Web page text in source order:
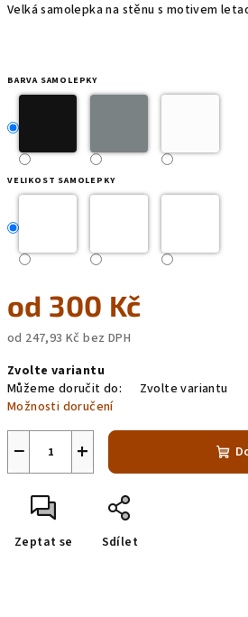
Velká samolepka na stěnu s motivem
BARVA SAMOLEPKY
VELIKOST SAMOLEPKY
od 300 Kč
od 247,93 Kč bez DPH
cena:
Zvolte variantu
Můžeme doručit do:
Zvolte variantu
Možnosti doručení
+
−
Zeptat se Sdílet